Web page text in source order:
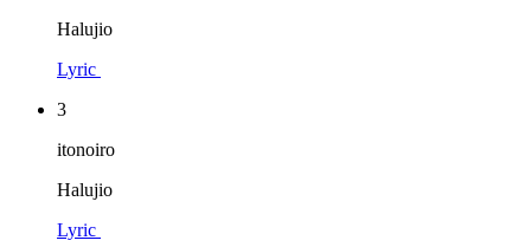
Halujio
Lyric
3
itonoiro
Halujio
Lyric